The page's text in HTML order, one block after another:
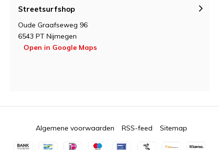
Streetsurfshop
Oude Graafseweg 96
6543 PT Nijmegen
Open in Google Maps
Algemene voorwaarden RSS-feed Sitemap